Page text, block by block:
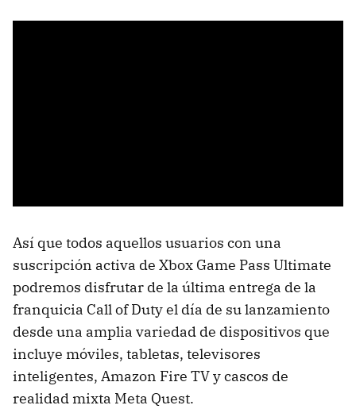
Así que todos aquellos usuarios con una
suscripción activa de Xbox Game Pass Ultimate
podremos disfrutar de la última entrega de la
franquicia Call of Duty el día de su lanzamiento
desde una amplia variedad de dispositivos que
incluye móviles, tabletas, televisores
inteligentes, Amazon Fire TV y cascos de
realidad mixta Meta Quest.